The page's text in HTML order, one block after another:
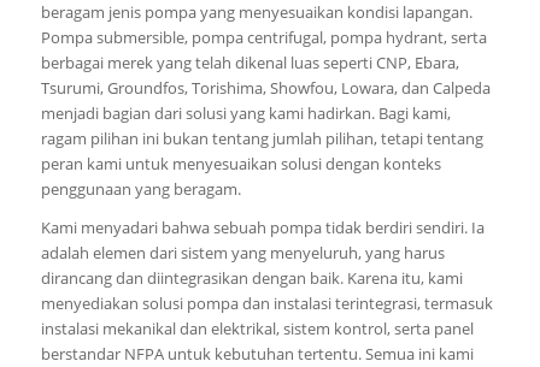
beragam jenis pompa yang menyesuaikan kondisi lapangan.
Pompa submersible, pompa centrifugal, pompa hydrant, serta
berbagai merek yang telah dikenal luas seperti CNP, Ebara,
Tsurumi, Groundfos, Torishima, Showfou, Lowara, dan Calpeda
menjadi bagian dari solusi yang kami hadirkan. Bagi kami,
ragam pilihan ini bukan tentang jumlah pilihan, tetapi tentang
peran kami untuk menyesuaikan solusi dengan konteks
penggunaan yang beragam.
Kami menyadari bahwa sebuah pompa tidak berdiri sendiri. Ia
adalah elemen dari sistem yang menyeluruh, yang harus
dirancang dan diintegrasikan dengan baik. Karena itu, kami
menyediakan solusi pompa dan instalasi terintegrasi, termasuk
instalasi mekanikal dan elektrikal, sistem kontrol, serta panel
berstandar NFPA untuk kebutuhan tertentu. Semua ini kami